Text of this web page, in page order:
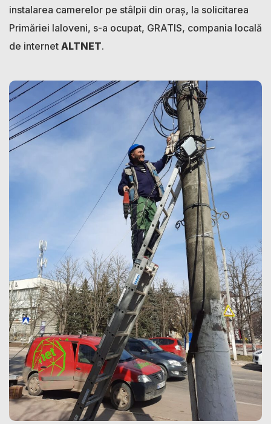
instalarea camerelor pe stâlpii din oraș, la solicitarea
Primăriei Ialoveni, s-a ocupat, GRATIS, compania locală
de internet ALTNET.